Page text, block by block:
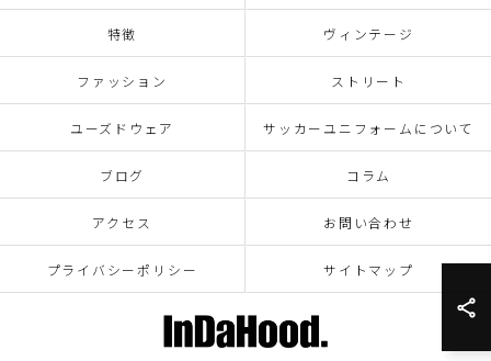
特徴 ヴィンテージ
ファッション ストリート
ユーズドウェア サッカーユニフォームについて
ブログ コラム
アクセス お問い合わせ
プライバシーポリシー サイトマップ